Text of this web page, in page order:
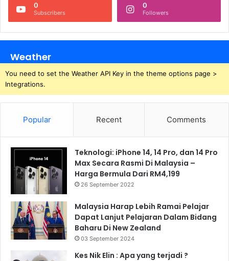
0
Subscribers
0
Followers
Weather
You need to set the Weather API Key in the theme options page >
Integrations.
Popular Recent Comments
Teknologi: iPhone 14, 14 Pro, dan 14 Pro
Max Secara Rasmi Di Malaysia –
Harga Bermula Dari RM4,199
26 September 2022
Malaysia Harap Lebih Ramai Pelajar
Dapat Lanjut Pelajaran Dalam Bidang
Baharu Di New Zealand
03 September 2024
Kes Nik Elin : Apa yang terjadi ?